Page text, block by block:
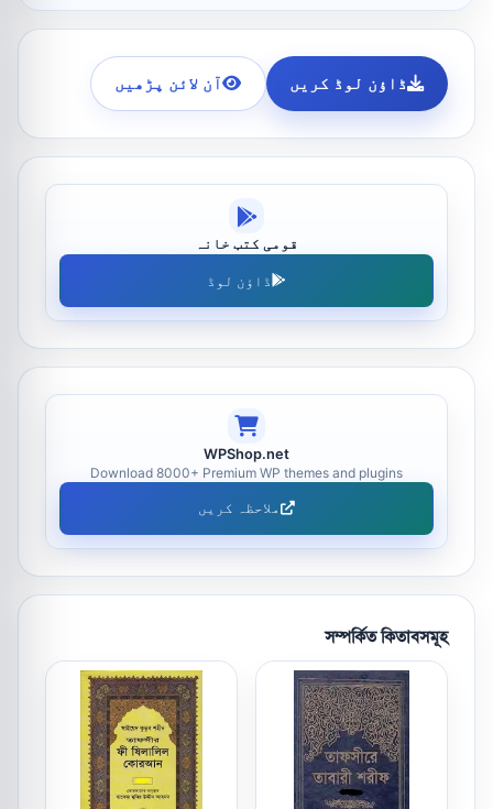
ڈاؤن لوڈ کریں آن لائن پڑھیں
قومی کتب خانہ
ڈاؤن لوڈ
WPShop.net
Download 8000+ Premium WP themes and plugins
ملاحظہ کریں
সম্পর্কিত কিতাবসমূহ